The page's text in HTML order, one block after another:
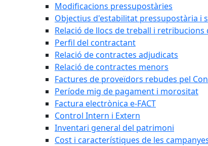
Modificacions pressupostàries
Objectius d'estabilitat pressupostària i
Relació de llocs de treball i
Perfil del contractant
Relació de contractes adjudicats
Relació de contractes menors
Factures de proveïdors rebudes pel
Període mig de pagament i morositat
Factura electrònica e-FACT
Control Intern i Extern
Inventari general del patrimoni
Cost i característiques de les